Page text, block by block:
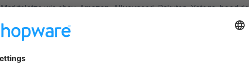
Marktplätze wie ebay, Amazon, Allyouneed, Rakuten, Yatego,
Datenverwaltung (PIM Client) und die Möglichkeit,
Man spricht auch von einer Multi-Channel Vertriebslösung.